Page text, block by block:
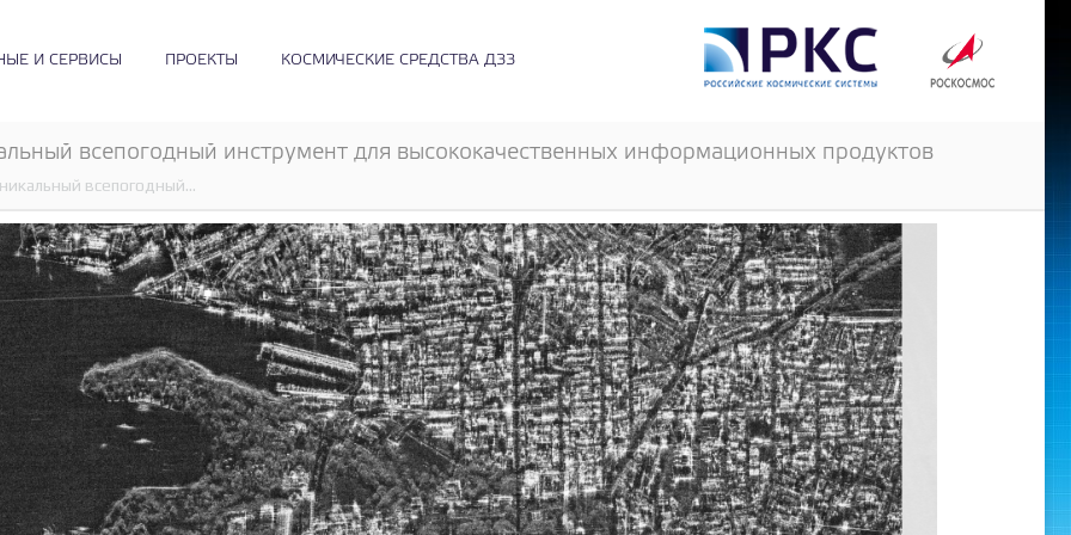
И СЕРВИСЫ ПРОЕКТЫ КОСМИЧЕСКИЕ СРЕДСТВА ДЗЗ
всепогодный инструмент для высококачественных информационных продуктов
всепогодный…